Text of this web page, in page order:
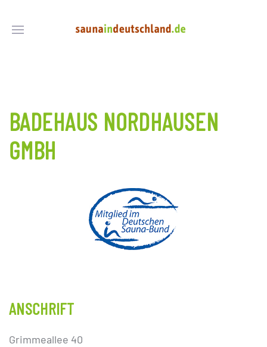
BADEHAUS NORDHAUSEN
GMBH
ANSCHRIFT
Grimmeallee 40